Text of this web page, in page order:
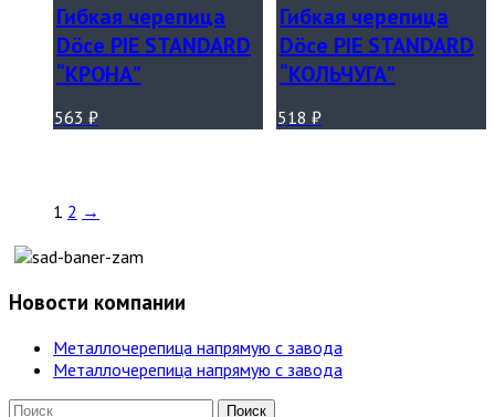
Гибкая черепица
Döce PIE STANDARD
“КРОНА”
563 ₽
Гибкая черепица
Döce PIE STANDARD
“КОЛЬЧУГА”
518 ₽
1 2 →
Новости компании
Металлочерепица напрямую с завода
Металлочерепица напрямую с завода